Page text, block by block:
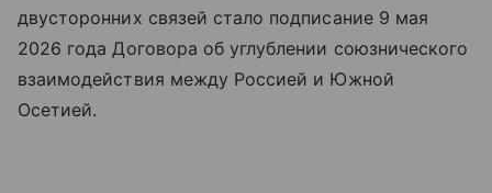
двусторонних связей стало подписание 9 мая
2026 года Договора об углублении союзнического
взаимодействия между Россией и Южной
Осетией.